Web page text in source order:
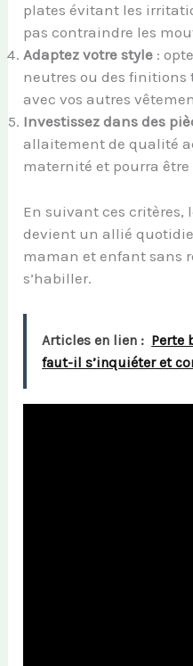
plates évitant les
pas contraindre les
Adaptez votre style :
neutres ou des finitions
avec vos autres
Investissez dans des
allaitement de qualité
maternité et pourra
En suivant ces critères,
devient un allié
maman et enfant sans
s’habiller.
Articles en lien : Perte
faut-il s’inquiéter et